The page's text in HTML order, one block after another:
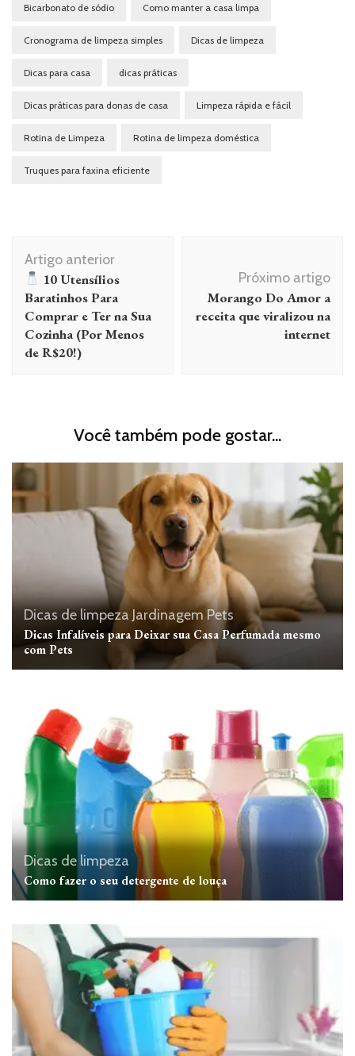
Bicarbonato de sódio Como manter a casa limpa
Cronograma de limpeza simples Dicas de limpeza
Dicas para casa dicas práticas
Dicas práticas para donas de casa Limpeza rápida e fácil
Rotina de Limpeza Rotina de limpeza doméstica
Truques para faxina eficiente
Navegação
de
post
Artigo anterior
10 Utensílios
Baratinhos Para
Comprar e Ter na Sua
Cozinha (Por Menos
de R$20!)
Próximo artigo
Morango Do Amor a
receita que viralizou na
internet
Você também pode gostar...
Dicas de limpeza Jardinagem Pets
Dicas Infalíveis para Deixar sua Casa Perfumada mesmo
com Pets
Dicas de limpeza
Como fazer o seu detergente de louça